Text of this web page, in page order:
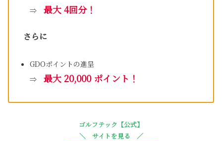
⇒ 最大 4回分！
さらに
GDOポイントの進呈
⇒ 最大 20,000 ポイント！
ゴルフテック【公式】
＼ サイトを見る ／